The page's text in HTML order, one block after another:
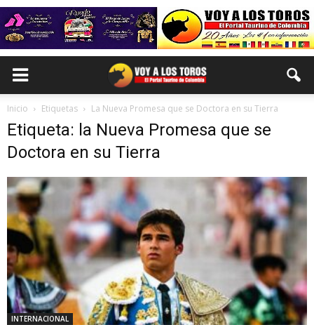
Inicio Etiquetas La Nueva Promesa que se Doctora en su Tierra
Etiqueta: la Nueva Promesa que se
Doctora en su Tierra
INTERNACIONAL